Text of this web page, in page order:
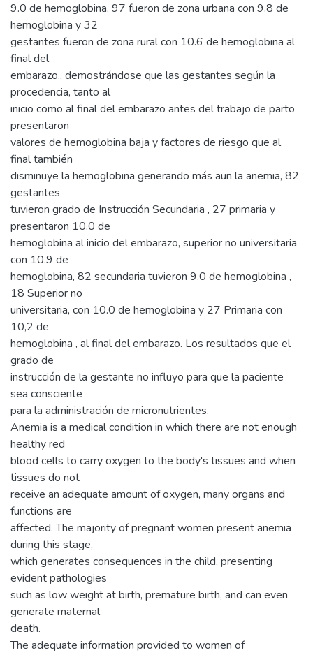
9.0 de hemoglobina, 97 fueron de zona urbana con 9.8 de
hemoglobina y 32
gestantes fueron de zona rural con 10.6 de hemoglobina al
final del
embarazo., demostrándose que las gestantes según la
procedencia, tanto al
inicio como al final del embarazo antes del trabajo de parto
presentaron
valores de hemoglobina baja y factores de riesgo que al
final también
disminuye la hemoglobina generando más aun la anemia, 82
gestantes
tuvieron grado de Instrucción Secundaria , 27 primaria y
presentaron 10.0 de
hemoglobina al inicio del embarazo, superior no universitaria
con 10.9 de
hemoglobina, 82 secundaria tuvieron 9.0 de hemoglobina ,
18 Superior no
universitaria, con 10.0 de hemoglobina y 27 Primaria con
10,2 de
hemoglobina , al final del embarazo. Los resultados que el
grado de
instrucción de la gestante no influyo para que la paciente
sea consciente
para la administración de micronutrientes.
Anemia is a medical condition in which there are not enough
healthy red
blood cells to carry oxygen to the body's tissues and when
tissues do not
receive an adequate amount of oxygen, many organs and
functions are
affected. The majority of pregnant women present anemia
during this stage,
which generates consequences in the child, presenting
evident pathologies
such as low weight at birth, premature birth, and can even
generate maternal
death.
The adequate information provided to women of